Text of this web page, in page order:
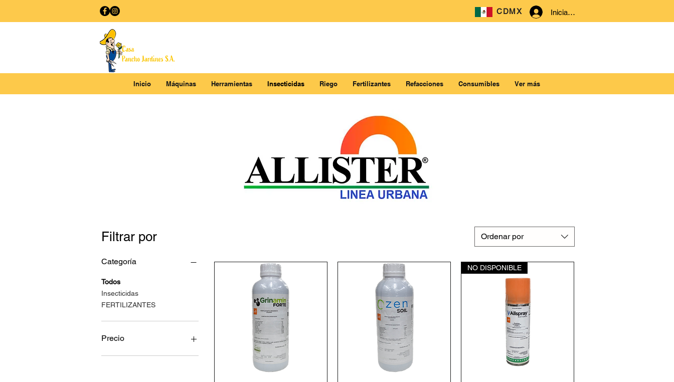
CDMX Iniciar sesión
Inicio Máquinas Herramientas Insecticidas Riego Fertilizantes Refacciones Consumibles Ver más
Filtrar por
Categoría
Todos
Insecticidas
FERTILIZANTES
Precio
Ordenar por
NO DISPONIBLE